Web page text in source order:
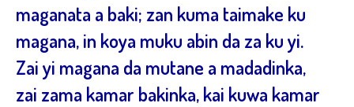
maganata a baki; zan kuma taimake ku
magana, in koya muku abin da za ku yi.
Zai yi magana da mutane a madadinka,
zai zama kamar bakinka, kai kuwa kamar